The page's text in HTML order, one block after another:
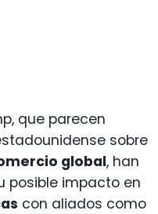
que parecen
sobre
global, han
posible impacto en
con aliados como